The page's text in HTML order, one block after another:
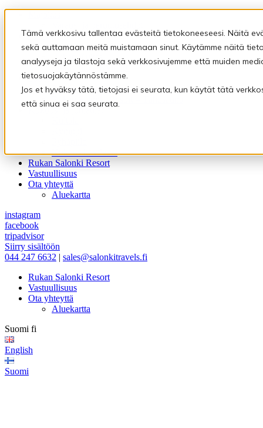
Tämä verkkosivu tallentaa evästeitä tietokoneeseesi. Näitä
sekä auttamaan meitä muistamaan sinut. Käytämme näitä
analyyseja ja tilastoja sekä verkkosivujemme että muiden
tietosuojakäytännöstämme.
Jos et hyväksy tätä, tietojasi ei seurata, kun käytät tätä
että sinua ei saa seurata.
Ravintolat
Ravintola Kultala
Rukan Kuksa
Eräravintola Kymppi
Saunat
Pyhäpiilon saunamaailma
Rukan Salonki Resort – Tähtisauna
Kokous- ja juhlatilat
Kokous huvilassa
Rukan Salonki Resort
Vastuullisuus
Ota yhteyttä
Aluekartta
instagram
facebook
tripadvisor
Siirry sisältöön
044 247 6632 | sales@salonkitravels.fi
Rukan Salonki Resort
Vastuullisuus
Ota yhteyttä
Aluekartta
Suomi fi
English
Suomi